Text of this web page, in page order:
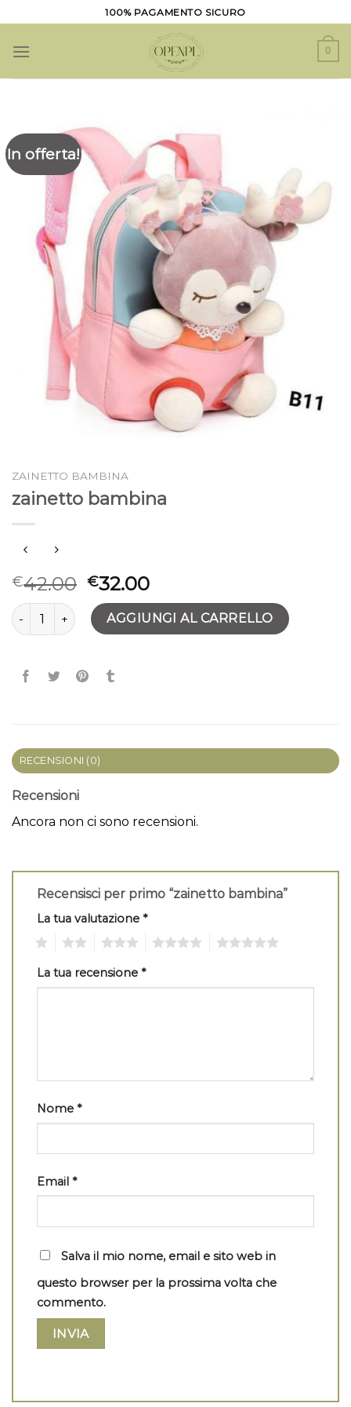
ai
contenuti
100% PAGAMENTO SICURO
0
In offerta!
ZAINETTO BAMBINA
zainetto bambina
€42.00 €32.00
zainetto bambina quantitàAGGIUNGI AL CARRELLO
RECENSIONI (0)
Recensioni
Ancora non ci sono recensioni.
Recensisci per primo “zainetto bambina”
La tua valutazione *
La tua recensione *
Nome *
Email *
Salva il mio nome, email e sito web in
questo browser per la prossima volta che
commento.